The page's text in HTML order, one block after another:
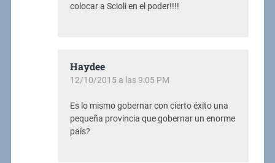
colocar a Scioli en el poder!!!!
Haydee
12/10/2015 a las 9:05 PM
Es lo mismo gobernar con cierto éxito una
pequeña provincia que gobernar un enorme
país?